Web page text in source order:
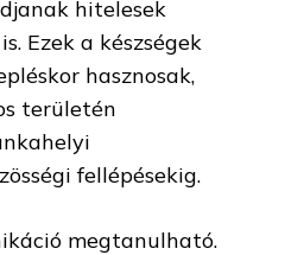
hitelesek
Ezek a készségek
hasznosak,
területén
fellépésekig.
megtanulható.